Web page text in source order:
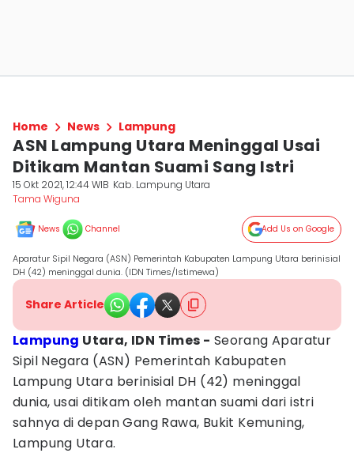
Home News Lampung
ASN Lampung Utara Meninggal Usai
Ditikam Mantan Suami Sang Istri
15 Okt 2021, 12:44 WIB Kab. Lampung Utara
Tama Wiguna
News Channel Add Us on Google
Aparatur Sipil Negara (ASN) Pemerintah Kabupaten Lampung Utara berinisial
DH (42) meninggal dunia. (IDN Times/Istimewa)
Share Article
Lampung Utara, IDN Times - Seorang Aparatur
Sipil Negara (ASN) Pemerintah Kabupaten
Lampung Utara berinisial DH (42) meninggal
dunia, usai ditikam oleh mantan suami dari istri
sahnya di depan Gang Rawa, Bukit Kemuning,
Lampung Utara.